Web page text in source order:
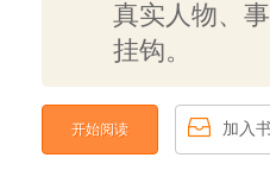
真实人物、
挂钩。
开始阅读 加入